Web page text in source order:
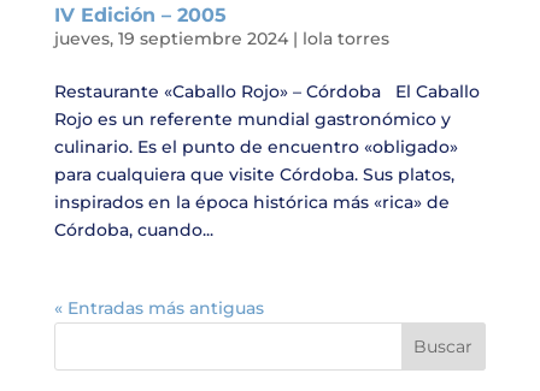
IV Edición – 2005
jueves, 19 septiembre 2024| lola torres
Restaurante «Caballo Rojo» – Córdoba El Caballo
Rojo es un referente mundial gastronómico y
culinario. Es el punto de encuentro «obligado»
para cualquiera que visite Córdoba. Sus platos,
inspirados en la época histórica más «rica» de
Córdoba, cuando...
« Entradas más antiguas
Buscar